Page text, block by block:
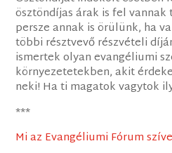
ösztöndíjas árak is fel
persze annak is örülünk, ha
többi résztvevő részvételi
ismertek olyan evangéliumi
környezetetekben, akit
neki! Ha ti magatok vagytok
***
Mi az Evangéliumi Fórum